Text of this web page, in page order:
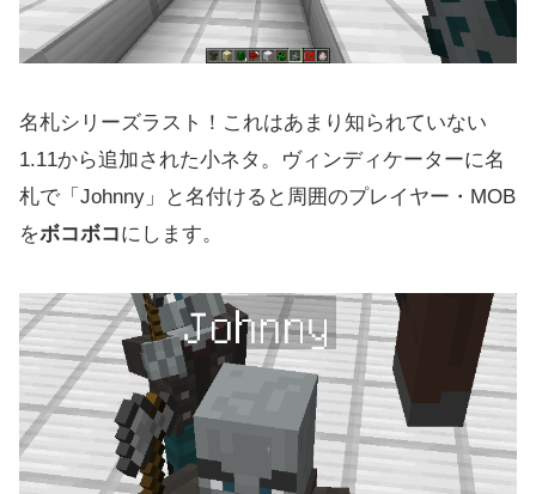
名札シリーズラスト！これはあまり知られていない
1.11から追加された小ネタ。ヴィンディケーターに名
札で「Johnny」と名付けると周囲のプレイヤー・MOB
をボコボコにします。